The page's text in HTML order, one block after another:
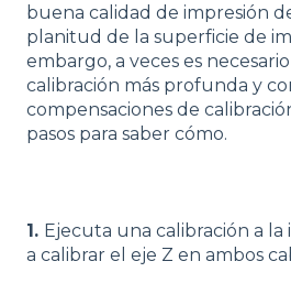
buena calidad de impresión
planitud de la superficie de
embargo, a veces es
calibración más profunda y
compensaciones de
pasos para saber cómo.
1. Ejecuta una calibración a
a calibrar el eje Z en ambos